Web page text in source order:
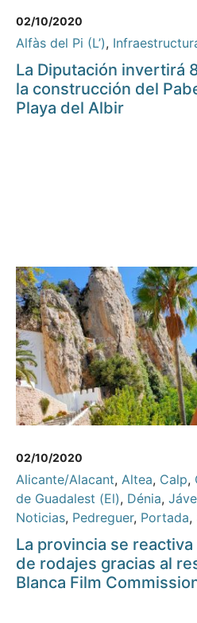
02/10/2020
Alfàs del Pi (L’),
La Diputación invertirá
la construcción del
Playa del Albir
02/10/2020
Alicante/Alacant, Altea, Calp,
de Guadalest (El), Dénia,
Noticias, Pedreguer, Portada,
La provincia se
de rodajes gracias al
Blanca Film